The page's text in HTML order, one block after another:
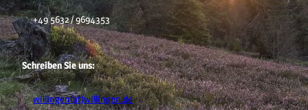
+49 5632 / 9694353
Schreiben Sie uns:
willingen(at)willingen.de